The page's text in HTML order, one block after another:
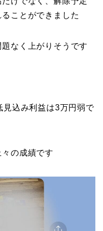
ことができました
なく上がりそうです
見込み利益は3万円弱で
の成績です
プロフィール
記事一覧
ノウハウ